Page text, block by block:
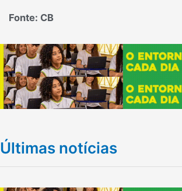
Fonte: CB
Últimas notícias